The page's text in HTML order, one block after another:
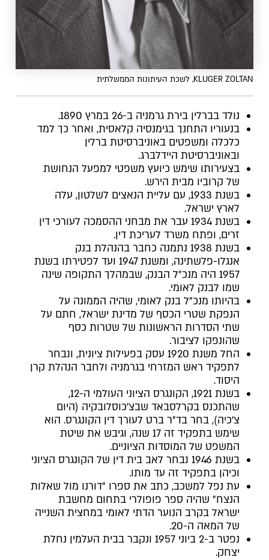
KLUGER ZOLTAN, לשכת העיתונות הממשלתית
נולד בברלין בירת גרמניה ב-26 במרץ 1890.
בנעוריו התחנך בגימנסיה קלאסית, ואחר כך למד
כלכלה ומשפטים באוניברסיטת ברלין
ובאוניברסיטת היידלברג.
בצעירותו שימש כיועץ משפטי למפעל הנחושת
של קרוביו מבית הירש.
בשנת 1933, עם עליית הנאצים לשלטון, עלה
לארץ ישראל.
בשנת 1934 עבר את מבחני ההסמכה לעורכי דין
זרים, ופתח משרד לעריכת דין.
בשנת 1938 נתמנה כחבר בהנהלת בנק
אנגלו-פלשתינה, ומשנת 1947 ועד לפטירתו בשנת
1957 היה מנכ"ל הבנק, שבמהלך התקופה שינה
שמו לבנק לאומי.
בהיותו מנכ"ל בנק לאומי, שהיה הממונה על
הנפקת שטרי הכסף של מדינת ישראל, חתם על
שתי הסדרות הראשונות של שטרות כסף
שהונפקו לציבור.
החל משנת 1920 עסק בפעילות ציונית, ונבחר
לתפקיד ראש המזרחי בגרמניה ולחבר הנהלת קרן
היסוד.
בשנת 1921, הקונגרס הציוני העולמי ה-12,
שהתכנס בקרלסבאד שבצ'כוסלובקיה (היום
צ'כיה), בחר בד"ר ברט לעורך דין הקונגרס. הוא
שימש בתפקיד זה 17 שנה, וגיבש את שיטת
המשפט של המוסדות הציוניים.
בשנת 1946 נבחר לאב בית דין של הקונגרס הציוני
וכיהן בתפקיד זה עד מותו.
עת נפל למשכב, כתב את ספרו "דורנו מול שאלות
הנצח" שהיה ספר פופולרי בתחום מחשבת
ישראל בקרב הנוער הדתי לאומי במחצית השנייה
של המאה ה-20.
נפטר ב-2 ביוני 1957 ונקבר בבית העלמין נחלת
יצחק.